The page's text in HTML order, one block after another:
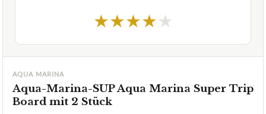
★★★★★
AQUA MARINA
Aqua-Marina-SUP Aqua Marina Super Trip
Board mit 2 Stück